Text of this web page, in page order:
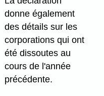
donne également
des détails sur les
corporations qui ont
été dissoutes au
cours de l'année
précédente.